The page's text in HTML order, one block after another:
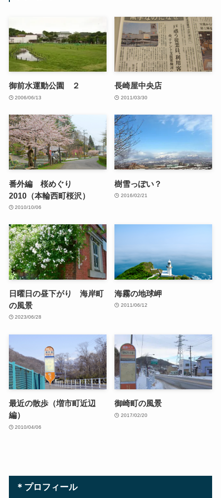
御前水運動公園 ２
2006/06/13
長崎屋中央店
2011/03/30
番外編 桜めぐり
2010（本輪西町桜沢）
2010/10/06
樹雪っぽい？
2016/02/21
日曜日の昼下がり 海岸町
の風景
2023/06/28
海霧の地球岬
2011/06/12
最近の散歩（増市町近辺
編）
2010/04/06
御崎町の風景
2017/02/20
＊プロフィール